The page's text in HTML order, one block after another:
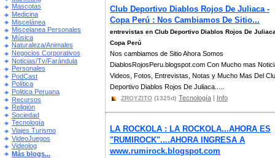
Mascotas
Medicina
Miscelánea
Miscelanea Personales
Música
Naturaleza/Animales
Negocios Corporativos
Noticias/Tv/Farándula
Personales
PodCast
Política
Politica Peruana
Recursos
Religión
Sociedad
Tecnología
Viajes Turismo
VideoJuegos
Videolog
Más blogs...
Club Deportivo Diablos Rojos De Juliaca -
Copa Perú : Nos Cambiamos De Sitio...
entrevistas en Club Deportivo Diablos Rojos De
Copa Perú
Nos cambiamos de Sitio Ahora Somos
DiablosRojosPeru.blogspot.com Con Mucho mas
Videos, Fotos, Entrevistas, Notas y Mucho Mas Del
Deportivo Diablos Rojos De Juliaca.....
ZROYZITO (1325d) Tecnología | Info
LA ROCKOLA : LA ROCKOLA...AHORA ES
"RUMIROCK"....AHORA INGRESA A
www.rumirock.blogspot.com